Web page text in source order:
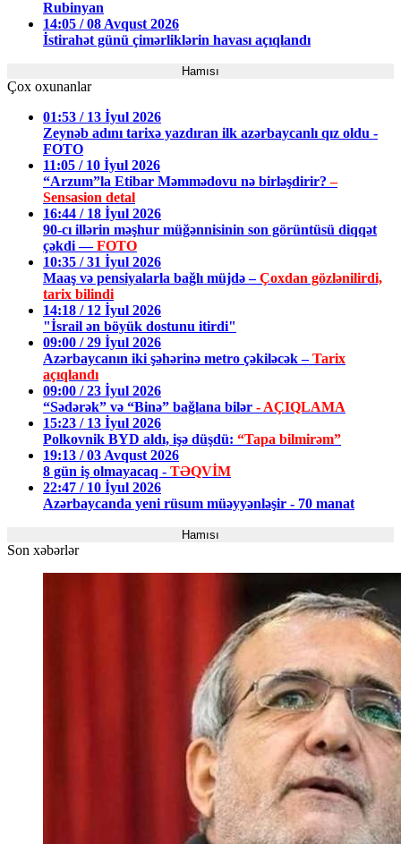
Rubinyan
14:05 / 08 Avqust 2026
İstirahət günü çimərliklərin havası açıqlandı
Hamısı
Çox oxunanlar
01:53 / 13 İyul 2026
Zeynəb adını tarixə yazdıran ilk azərbaycanlı qız oldu -
FOTO
11:05 / 10 İyul 2026
“Arzum”la Etibar Məmmədovu nə birləşdirir?–
Sensasion detal
16:44 / 18 İyul 2026
90-cı illərin məşhur müğənnisinin son görüntüsü diqqət
çəkdi —FOTO
10:35 / 31 İyul 2026
Maaş və pensiyalarla bağlı müjdə –Çoxdan gözlənilirdi,
tarix bilindi
14:18 / 12 İyul 2026
"İsrail ən böyük dostunu itirdi"
09:00 / 29 İyul 2026
Azərbaycanın iki şəhərinə metro çəkiləcək –Tarix
açıqlandı
09:00 / 23 İyul 2026
“Sədərək” və “Binə” bağlana bilər - AÇIQLAMA
15:23 / 13 İyul 2026
Polkovnik BYD aldı, işə düşdü: “Tapa bilmirəm”
19:13 / 03 Avqust 2026
8 gün iş olmayacaq - TƏQVİM
22:47 / 10 İyul 2026
Azərbaycanda yeni rüsum müəyyənləşir - 70 manat
Hamısı
Son xəbərlər